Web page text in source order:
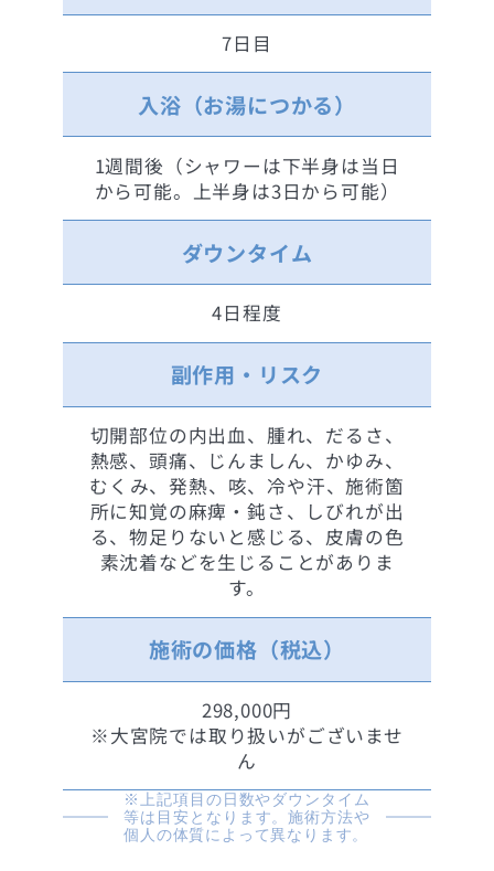
7日目
入浴（お湯につかる）
1週間後（シャワーは下半身は当日
から可能。上半身は3日から可能）
ダウンタイム
4日程度
副作用・リスク
切開部位の内出血、腫れ、だるさ、
熱感、頭痛、じんましん、かゆみ、
むくみ、発熱、咳、冷や汗、施術箇
所に知覚の麻痺・鈍さ、しびれが出
る、物足りないと感じる、皮膚の色
素沈着などを生じることがありま
す。
施術の価格（税込）
298,000円
※大宮院では取り扱いがございませ
ん
※上記項目の日数やダウンタイム
等は目安となります。施術方法や
個人の体質によって異なります。